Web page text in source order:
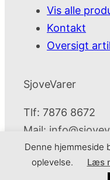
Vis alle
Kontakt
Oversigt
SjoveVarer
Tlf: 7876 8672
Mail:
Denne hjemmeside
oplevelse.
Læs